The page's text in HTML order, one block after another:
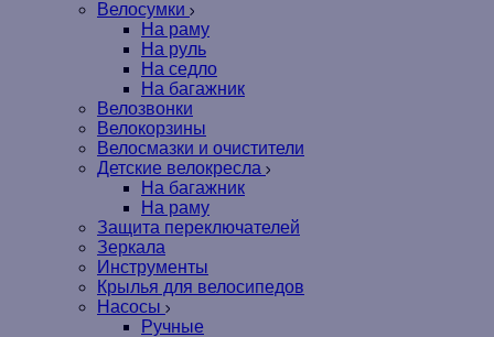
Велосумки
На раму
На руль
На седло
На багажник
Велозвонки
Велокорзины
Велосмазки и очистители
Детские велокресла
На багажник
На раму
Защита переключателей
Зеркала
Инструменты
Крылья для велосипедов
Насосы
Ручные